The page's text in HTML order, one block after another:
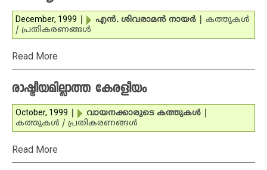
December, 1999 എന്‍. ശിവരാമന്‍ നായര്‍
കത്തുകള്‍
/ പ്രതികരണങ്ങള്‍
Read More
രാഷ്ട്രീയമില്ലാത്ത കേരളീയം
October, 1999 വായനക്കാരുടെ കത്തുകള്‍
കത്തുകള്‍ / പ്രതികരണങ്ങള്‍
Read More